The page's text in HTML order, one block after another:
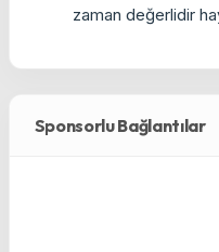
zaman değerlidir
Sponsorlu Bağlantılar